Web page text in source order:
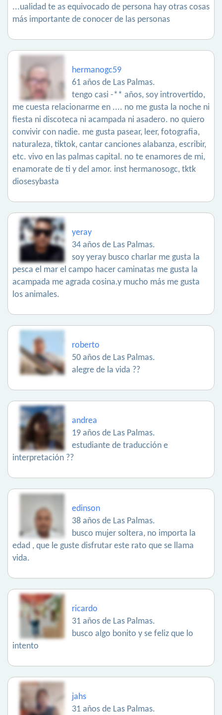
...ualidad te as equivocado de persona hay otras cosas
más importante de conocer de las personas
hermanogc59
61 años de Las Palmas.
tengo casi -** años, soy introvertido,
me cuesta relacionarme en .... no me gusta la noche ni
fiesta ni discoteca ni acampada ni asadero. no quiero
convivir con nadie. me gusta pasear, leer, fotografia,
naturaleza, tiktok, cantar canciones alabanza, escribir,
etc. vivo en las palmas capital. no te enamores de mi,
enamorate de ti y del amor. inst hermanosogc, tktk
diosesybasta
yeray
34 años de Las Palmas.
soy yeray busco charlar me gusta la
pesca el mar el campo hacer caminatas me gusta la
acampada me agrada cosina.y mucho más me gusta
los animales.
roberto
50 años de Las Palmas.
alegre de la vida ??
andrea
19 años de Las Palmas.
estudiante de traducción e
interpretación ??
edinson
38 años de Las Palmas.
busco mujer soltera, no importa la
edad , que le guste disfrutar este rato que se llama
vida.
ricardo
31 años de Las Palmas.
busco algo bonito y se feliz que lo
intento
jahs
31 años de Las Palmas.